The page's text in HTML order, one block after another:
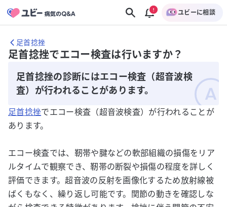
ユビーに相談
足首捻挫
足首捻挫でエコー検査は行いますか？
足首捻挫の診断にはエコー検査（超音波検
査）が行われることがあります。
足首捻挫でエコー検査（超音波検査）が行われることが
あります。
エコー検査では、靭帯や腱などの軟部組織の損傷をリア
ルタイムで観察でき、靭帯の断裂や損傷の程度を詳しく
評価できます。超音波の反射を画像化するため放射線被
ばくもなく、繰り返し可能です。関節の動きを確認しな